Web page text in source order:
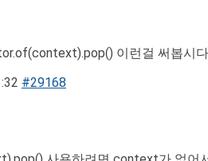
이런걸 써봅시다
#29168